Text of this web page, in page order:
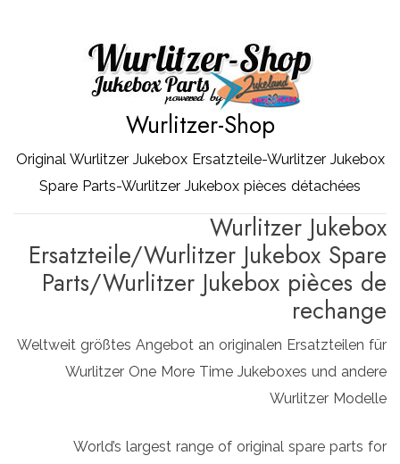
Wurlitzer-Shop
Original Wurlitzer Jukebox Ersatzteile-Wurlitzer Jukebox
Spare Parts-Wurlitzer Jukebox pièces détachées
Wurlitzer Jukebox
Ersatzteile/Wurlitzer Jukebox Spare
Parts/Wurlitzer Jukebox pièces de
rechange
Weltweit größtes Angebot an originalen Ersatzteilen für
Wurlitzer One More Time Jukeboxes und andere
Wurlitzer Modelle
World’s largest range of original spare parts for